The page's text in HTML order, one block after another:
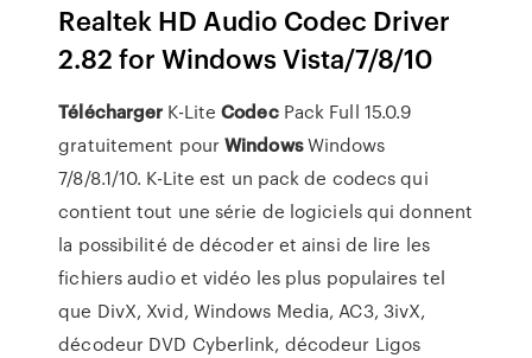
Realtek HD Audio Codec Driver
2.82 for Windows Vista/7/8/10
Télécharger K-LiteCodecPack Full 15.0.9
gratuitement pourWindowsWindows
7/8/8.1/10. K-Lite est un pack de codecs qui
contient tout une série de logiciels qui donnent
la possibilité de décoder et ainsi de lire les
fichiers audio et vidéo les plus populaires tel
que DivX, Xvid, Windows Media, AC3, 3ivX,
décodeur DVD Cyberlink, décodeur Ligos